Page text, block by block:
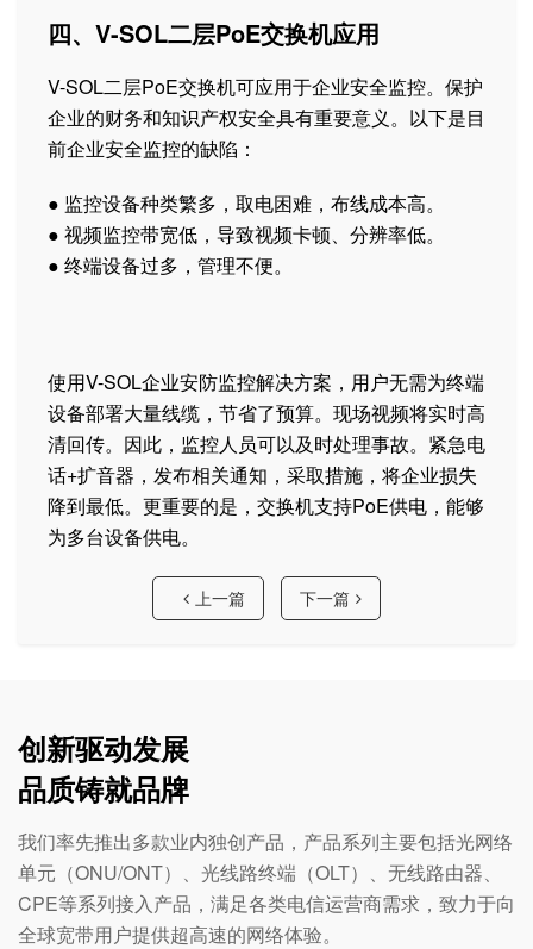
四、V-SOL二层PoE交换机应用
V-SOL二层PoE交换机可应用于企业安全监控。保护
企业的财务和知识产权安全具有重要意义。以下是目
前企业安全监控的缺陷：
● 监控设备种类繁多，取电困难，布线成本高。
● 视频监控带宽低，导致视频卡顿、分辨率低。
● 终端设备过多，管理不便。
使用V-SOL企业安防监控解决方案，用户无需为终端
设备部署大量线缆，节省了预算。现场视频将实时高
清回传。因此，监控人员可以及时处理事故。紧急电
话+扩音器，发布相关通知，采取措施，将企业损失
降到最低。更重要的是，交换机支持PoE供电，能够
为多台设备供电。
上一篇 下一篇
创新驱动发展
品质铸就品牌
我们率先推出多款业内独创产品，产品系列主要包括光网络
单元（ONU/ONT）、光线路终端（OLT）、无线路由器、
CPE等系列接入产品，满足各类电信运营商需求，致力于向
全球宽带用户提供超高速的网络体验。